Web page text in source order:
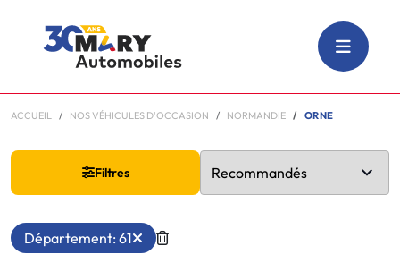
ACCUEIL NOS VÉHICULES D'OCCASION NORMANDIE ORNE
Filtres
Département: 61